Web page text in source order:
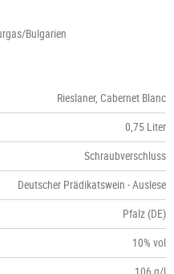
Bulgarien
Rieslaner, Cabernet Blanc
0,75 Liter
Schraubverschluss
Deutscher Prädikatswein - Auslese
Pfalz (DE)
10% vol